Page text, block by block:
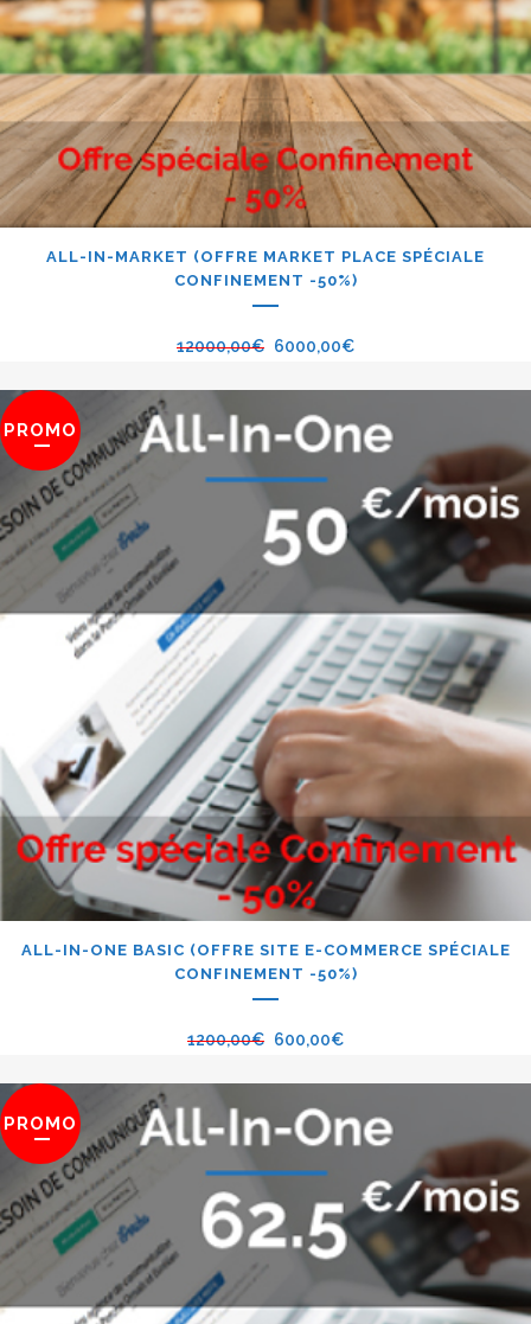
ALL-IN-MARKET (OFFRE MARKET PLACE SPÉCIALE
CONFINEMENT -50%)
12000,00€ 6000,00€
PROMO
ALL-IN-ONE BASIC (OFFRE SITE E-COMMERCE SPÉCIALE
CONFINEMENT -50%)
1200,00€ 600,00€
PROMO